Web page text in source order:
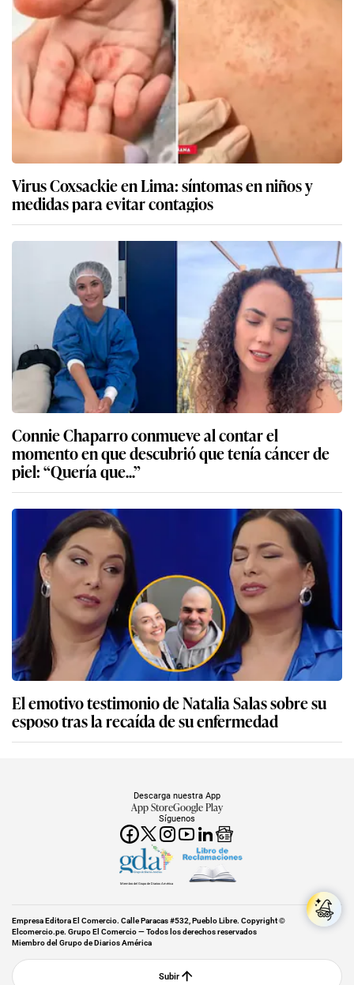
Virus Coxsackie en Lima: síntomas en niños y
medidas para evitar contagios
Connie Chaparro conmueve al contar el
momento en que descubrió que tenía cáncer de
piel: “Quería que...”
El emotivo testimonio de Natalia Salas sobre su
esposo tras la recaída de su enfermedad
Síguenos
Descarga nuestra App
App StoreGoogle Play
Miembro del Grupo de Diarios América
Empresa Editora El Comercio. Calle Paracas #532, Pueblo Libre. Copyright ©
Elcomercio.pe. Grupo El Comercio — Todos los derechos reservados
Miembro del Grupo de Diarios América
Subir